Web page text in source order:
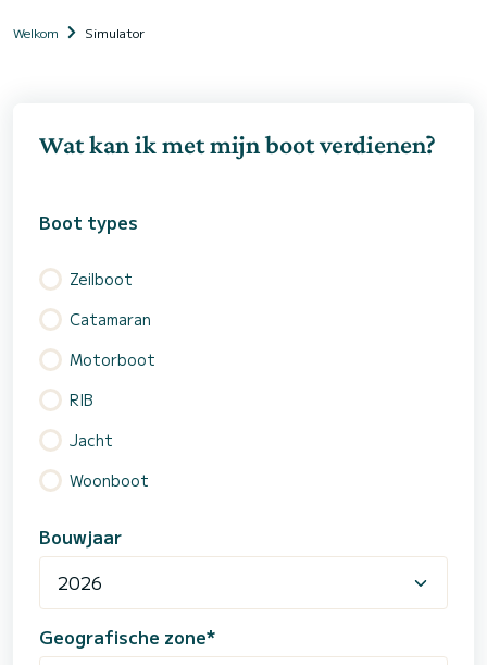
Welkom Simulator
Wat kan ik met mijn boot verdienen?
Boot types
Zeilboot
Catamaran
Motorboot
RIB
Jacht
Woonboot
Bouwjaar
Geografische zone*